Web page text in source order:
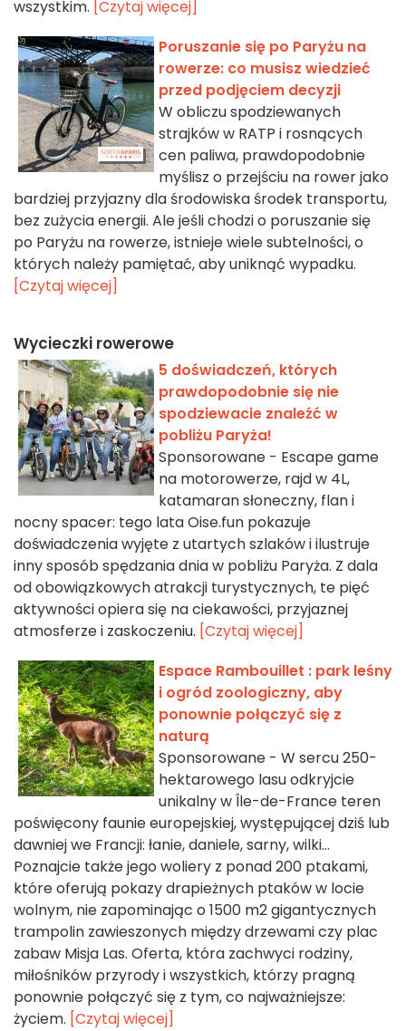
wszystkim. [Czytaj więcej]
Poruszanie się po Paryżu na
rowerze: co musisz wiedzieć
przed podjęciem decyzji
W obliczu spodziewanych
strajków w RATP i rosnących
cen paliwa, prawdopodobnie
myślisz o przejściu na rower jako
bardziej przyjazny dla środowiska środek transportu,
bez zużycia energii. Ale jeśli chodzi o poruszanie się
po Paryżu na rowerze, istnieje wiele subtelności, o
których należy pamiętać, aby uniknąć wypadku.
[Czytaj więcej]
Wycieczki rowerowe
5 doświadczeń, których
prawdopodobnie się nie
spodziewacie znaleźć w
pobliżu Paryża!
Sponsorowane - Escape game
na motorowerze, rajd w 4L,
katamaran słoneczny, flan i
nocny spacer: tego lata Oise.fun pokazuje
doświadczenia wyjęte z utartych szlaków i ilustruje
inny sposób spędzania dnia w pobliżu Paryża. Z dala
od obowiązkowych atrakcji turystycznych, te pięć
aktywności opiera się na ciekawości, przyjaznej
atmosferze i zaskoczeniu. [Czytaj więcej]
Espace Rambouillet : park leśny
i ogród zoologiczny, aby
ponownie połączyć się z
naturą
Sponsorowane - W sercu 250-
hektarowego lasu odkryjcie
unikalny w Île-de-France teren
poświęcony faunie europejskiej, występującej dziś lub
dawniej we Francji: łanie, daniele, sarny, wilki…
Poznajcie także jego woliery z ponad 200 ptakami,
które oferują pokazy drapieżnych ptaków w locie
wolnym, nie zapominając o 1500 m2 gigantycznych
trampolin zawieszonych między drzewami czy plac
zabaw Misja Las. Oferta, która zachwyci rodziny,
miłośników przyrody i wszystkich, którzy pragną
ponownie połączyć się z tym, co najważniejsze:
życiem. [Czytaj więcej]